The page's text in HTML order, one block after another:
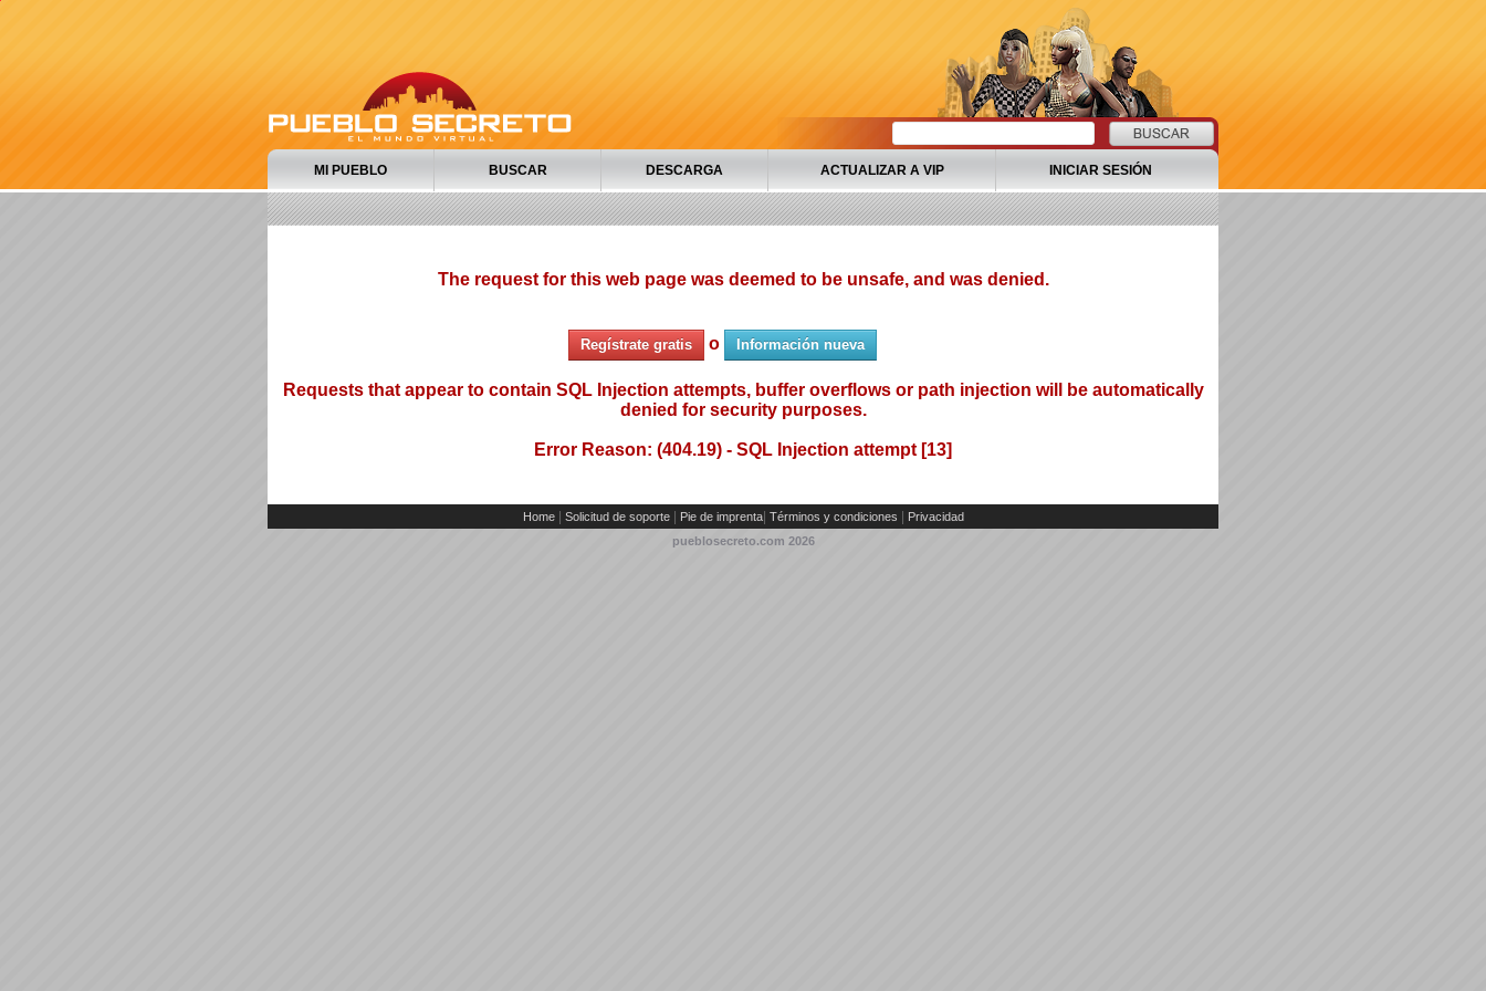
MI PUEBLO BUSCAR DESCARGA ACTUALIZAR A VIP INICIAR SESIÓN
The request for this web page was deemed to be unsafe, and was denied.
Regístrate gratis o Información nueva
Requests that appear to contain SQL Injection attempts, buffer overflows or path injection will be automatically
denied for security purposes.
Error Reason: (404.19) - SQL Injection attempt [13]
Home Solicitud de soporte Pie de imprenta| Términos y condiciones
Privacidad
pueblosecreto.com 2026